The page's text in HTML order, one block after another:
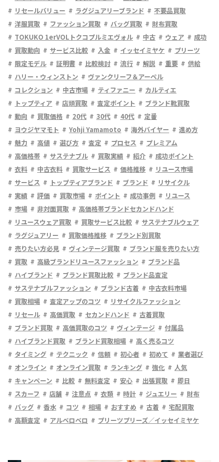
リセールバリュー
ラグジュアリーブランド
不要品買取
洋服買取
ファッション買取 バッグ買取
財布買取
TOKUKO 1erVOLトクコプルミエヴォル
中古 ウェア
成功
買取動向
サービス比較 入金 イッセイミヤケ
プリーツ
限定モデル
証明書 比較検討 流行 解説 重要
供給
ハリー・ウィンストン
ヴァンクリーフ＆アーペル
コレクション
中古市場 ティファニー
カルティエ
トップティア
店頭買取 査定ポイント
ブランド靴買取
動向
買取価格 20代 30代 40代
定番
ヨウジヤマモト
Yohji Yamamoto 海外バイヤー
進め方
魅力
高値 選び方 査定 プロセス
プレミアム
高価格帯
サステナブル 買取実績 紹介
成功ポイント
衣料
中古衣料 買取サービス 価格推移
リユース市場
サービス
トップティアブランド ブランド
リサイクル
実績
評価 買取市場 ポイント 成功事例
リユース
市場
非対面買取
高価格帯ブランドセカンドハンド
リユースウェア買取
買取サービス比較
サステナブルウェア
ラグジュアリー
買取価格推移
ブランド別買取
売りたい方必見
ヴィンテージ買取
ブランド服を売りたい方
買取
高級ブランドリユースファッション
ブランド品
ハイブランド
ブランド買取比較
ブランド品査定
サステナブルファッション
ブランド古着
中古衣料市場
買取相場
査定アップのコツ
リサイクルファッション
リセール
高価買取 セカンドハンド
古着買取
ブランド買取
高価買取のコツ ヴィンテージ
付属品
ハイブランド買取
ブランド買取相場
高く売るコツ
タイミング
テクニック 信頼 初心者 初めて
業者選び
オンライン
オンライン買取 ランキング 強化
人気
キャンペーン
比較 無料査定 安心 出張買取
即日
スカーフ
店舗 注意点 衣類 時計 ジュエリー
財布
バッグ
香水 コツ 相場 おすすめ 古着
宅配買取
高額査定
アルベロベロ プリーツプリーズ／イッセイミヤケ